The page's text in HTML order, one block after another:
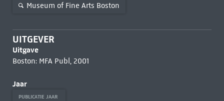
Museum of Fine Arts Boston
UITGEVER
Uitgave
Boston: MFA Publ, 2001
Jaar
PUBLICATIE JAAR